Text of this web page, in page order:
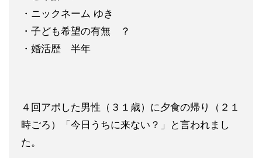
・ニックネーム ゆき
・子ども希望の有無 ？
・婚活歴 半年
４回アポした男性（３１歳）に夕食の帰り（２１
時ごろ）「今日う ちに来ない？」と言われまし
た。